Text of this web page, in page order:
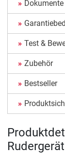
Dokumente
Test &
Zubehör
Bestseller